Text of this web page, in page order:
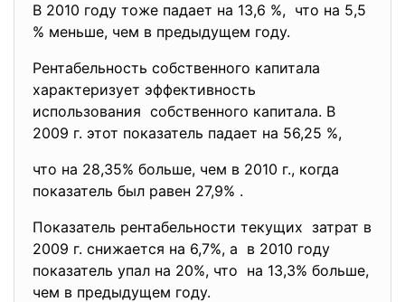
В 2010 году тоже падает на 13,6 %, что на 5,5
% меньше, чем в предыдущем году.
Рентабельность собственного капитала
характеризует эффективность
использования собственного капитала. В
2009 г. этот показатель падает на 56,25 %,
что на 28,35% больше, чем в 2010 г., когда
показатель был равен 27,9% .
Показатель рентабельности текущих затрат в
2009 г. снижается на 6,7%, а в 2010 году
показатель упал на 20%, что на 13,3% больше,
чем в предыдущем году.